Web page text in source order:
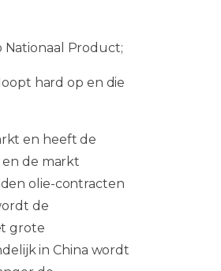
Product;
hard op en die
en heeft de
de markt
olie-contracten
de
grote
in China wordt